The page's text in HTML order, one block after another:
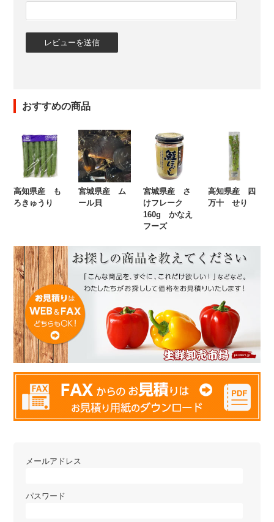
おすすめの商品
高知県産 も
ろきゅうり
宮城県産 ム
ール貝
宮城県産 さ
けフレーク
160g かなえ
フーズ
高知県産 四
万十 せり
メールアドレス
パスワード